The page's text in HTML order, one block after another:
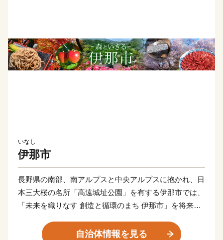
いなし
伊那市
長野県の南部、南アルプスと中央アルプスに抱かれ、日
本三大桜の名所「高遠城址公園」を有する伊那市では、
「未来を織りなす 創造と循環のまち 伊那市」を将来像
取り組んでいます。自治体情報を見る